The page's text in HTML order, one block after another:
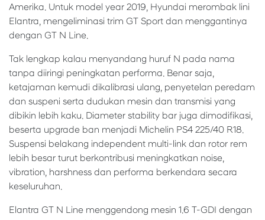
Amerika. Untuk model year 2019, Hyundai merombak lini
Elantra, mengeliminasi trim GT Sport dan menggantinya
dengan GT N Line.
Tak lengkap kalau menyandang huruf N pada nama
tanpa diiringi peningkatan performa. Benar saja,
ketajaman kemudi dikalibrasi ulang, penyetelan peredam
dan suspeni serta dudukan mesin dan transmisi yang
dibikin lebih kaku. Diameter stability bar juga dimodifikasi,
beserta upgrade ban menjadi Michelin PS4 225/40 R18.
Suspensi belakang independent multi-link dan rotor rem
lebih besar turut berkontribusi meningkatkan noise,
vibration, harshness dan performa berkendara secara
keseluruhan.
Elantra GT N Line menggendong mesin 1.6 T-GDI dengan